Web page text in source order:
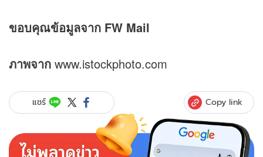
ขอบคุณข้อมูลจาก FW Mail
ภาพจาก www.istockphoto.com
แชร์ Copy link